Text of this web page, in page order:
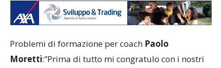
Problemi di formazione per coach Paolo
Moretti:”Prima di tutto mi congratulo con i nostri